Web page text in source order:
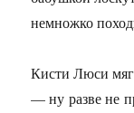
немножко
Кисти Люси
— ну разве не